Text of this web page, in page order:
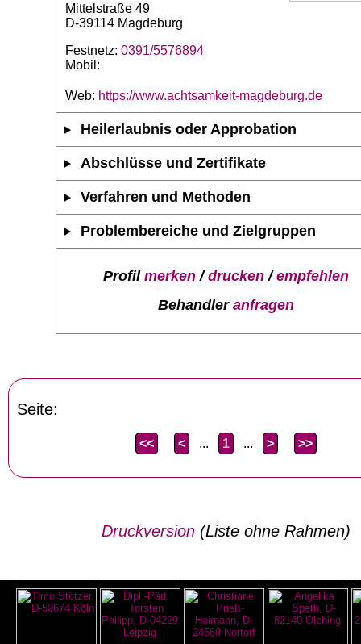
Mittelstraße 49
D-39114 Magdeburg
Festnetz: 0391/5576894
Mobil:
Web: https://www.achtsamkeit-magdeburg.de
Heilerlaubnis oder Approbation
Abschlüsse und Zertifikate
Verfahren und Methoden
Problembereiche und Zielgruppen
Profil merken/drucken/empfehlen
Behandler anfragen
Seite:
<< < ... 1 ... > >>
Druckversion(Liste ohne Rahmen)